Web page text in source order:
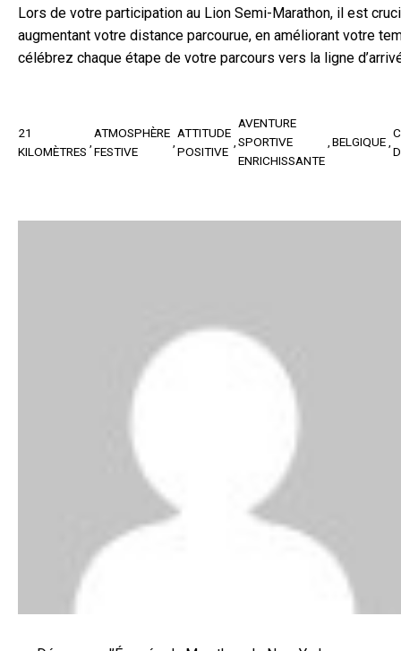
Lors de votre participation au Lion Semi-Marathon, il est
augmentant votre distance parcourue, en améliorant votre
célébrez chaque étape de votre parcours vers la ligne
21
KILOMÈTRES
ATMOSPHÈRE
FESTIVE
ATTITUDE
POSITIVE
AVENTURE
SPORTIVE
ENRICHISSANTE
BELGIQUE